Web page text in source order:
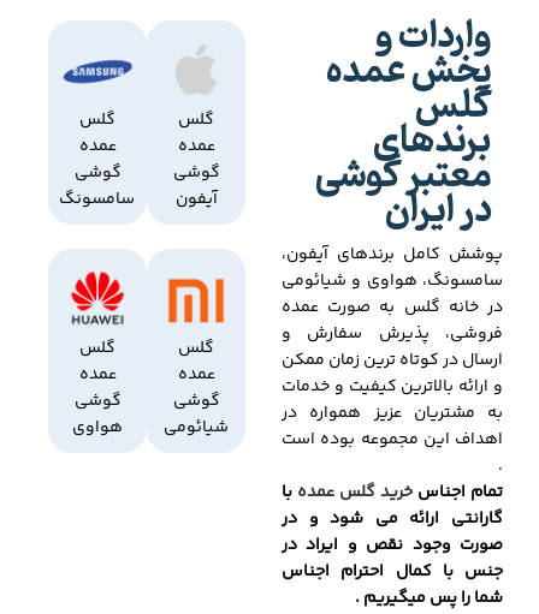
واردات و
پخش عمده
گلس
برندهای
معتبر گوشی
در ایران
پوشش کامل برندهای آیفون،
سامسونگ، هواوی و شیائومی
در خانه گلس به صورت عمده
فروشی، پذیرش سفارش و
ارسال در کوتاه ترین زمان ممکن
و ارائه بالاترین کیفیت و خدمات
به مشتریان عزیز همواره در
اهداف این مجموعه بوده است
.
تمام اجناسخرید گلس عمده با
گارانتی ارائه می شود و در
صورت وجود نقص و ایراد در
جنس با کمال احترام اجناس
شما را پس میگیریم .
گلس
عمده
گوشی
آیفون
گلس
عمده
گوشی
سامسونگ
گلس
عمده
گوشی
شیائومی
گلس
عمده
گوشی
هواوی